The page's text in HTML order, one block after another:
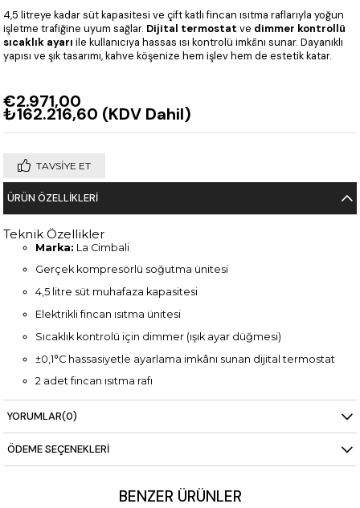
4,5 litreye kadar süt kapasitesi ve çift katlı fincan ısıtma raflarıyla yoğun
işletme trafiğine uyum sağlar. Dijital termostat ve dimmer kontrollü
sıcaklık ayarı ile kullanıcıya hassas ısı kontrolü imkânı sunar. Dayanıklı
yapısı ve şık tasarımı, kahve köşenize hem işlev hem de estetik katar.
€2.971,00
₺162.216,60 (KDV Dahil)
TAVSIYE ET
ÜRÜN ÖZELLIKLERI
Teknik Özellikler
Marka: La Cimbali
Gerçek kompresörlü soğutma ünitesi
4,5 litre süt muhafaza kapasitesi
Elektrikli fincan ısıtma ünitesi
Sıcaklık kontrolü için dimmer (ışık ayar düğmesi)
±0,1°C hassasiyetle ayarlama imkânı sunan dijital termostat
2 adet fincan ısıtma rafı
Süt haznesi dâhildir
YORUMLAR(0)
ÖDEME SEÇENEKLERI
BENZER ÜRÜNLER